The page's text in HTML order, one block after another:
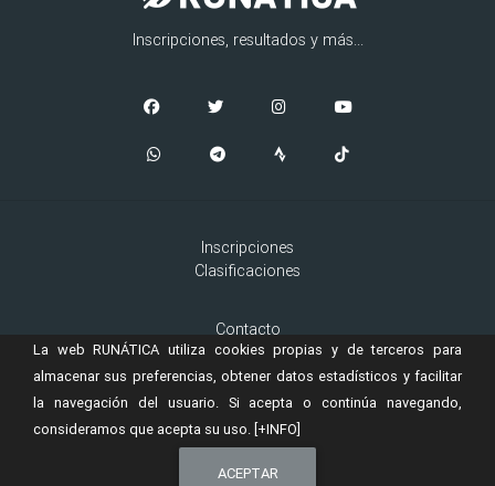
Inscripciones, resultados y más...
Inscripciones
Clasificaciones
Contacto
Aviso Legal
Cookies
RUNÁTICAes una marca registrada de
Ingeniería, S.L.
La web RUNÁTICA utiliza cookies propias y de terceros para
almacenar sus preferencias, obtener datos estadísticos y facilitar
la navegación del usuario. Si acepta o continúa navegando,
consideramos que acepta su uso. [+INFO]
ACEPTAR